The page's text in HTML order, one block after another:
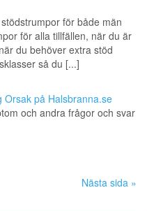
för både män
för alla tillfällen, när du är
du behöver extra stöd
så du [...]
Orsak på Halsbranna.se
och andra frågor och svar
Nästa sida »